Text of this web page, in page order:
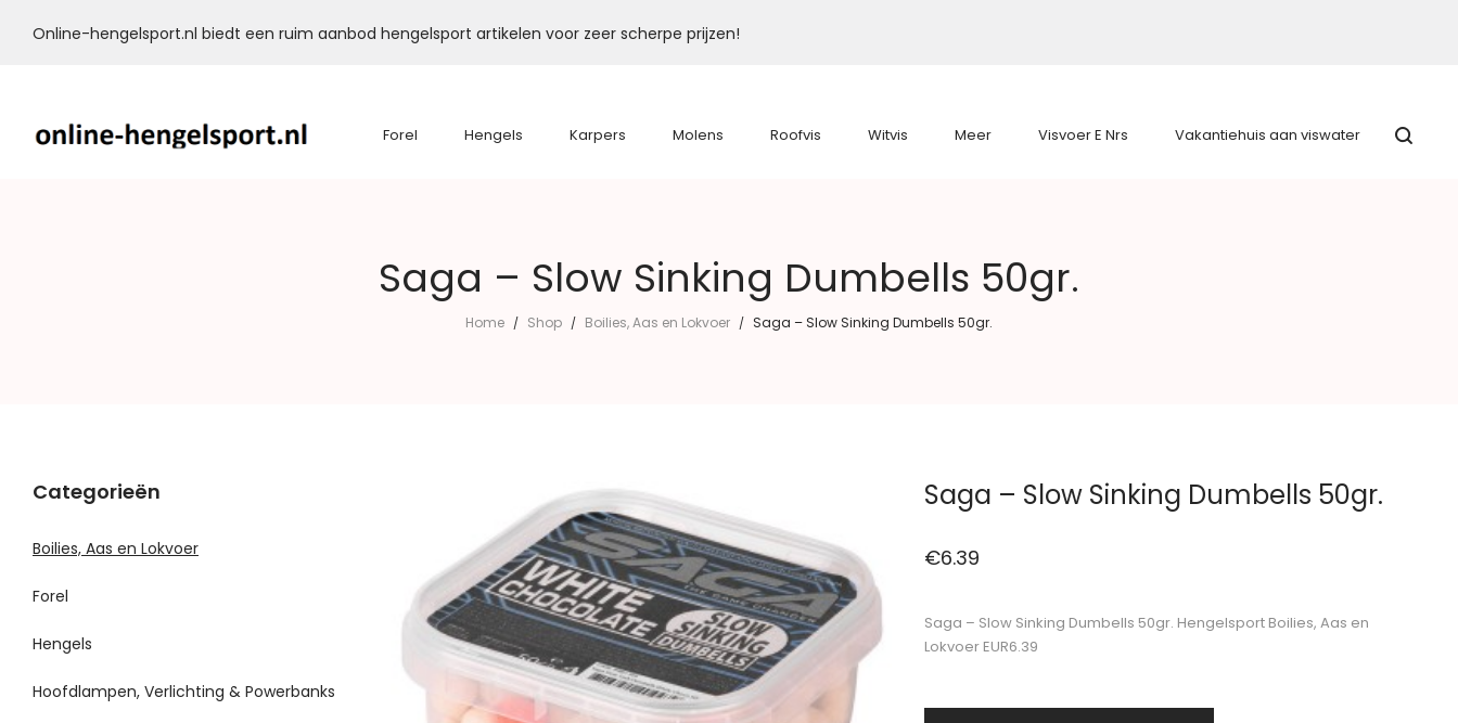
Online-hengelsport.nl biedt een ruim aanbod hengelsport artikelen voor zeer scherpe prijzen!
Forel Hengels Karpers Molens Roofvis Witvis Meer Visvoer E Nrs Vakantiehuis aan viswater
Saga – Slow Sinking Dumbells 50gr.
Home / Shop / Boilies, Aas en Lokvoer / Saga – Slow Sinking Dumbells 50gr.
Saga – Slow Sinking Dumbells 50gr.
€6.39
Saga – Slow Sinking Dumbells 50gr. Hengelsport Boilies, Aas en
Lokvoer EUR6.39
Categorieën
Boilies, Aas en Lokvoer
Forel
Hengels
Hoofdlampen, Verlichting & Powerbanks